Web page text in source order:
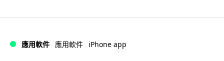
應用軟件 應用軟件 iPhone app